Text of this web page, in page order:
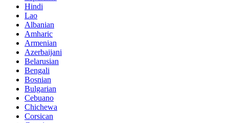
Hindi
Lao
Albanian
Amharic
Armenian
Azerbaijani
Belarusian
Bengali
Bosnian
Bulgarian
Cebuano
Chichewa
Corsican